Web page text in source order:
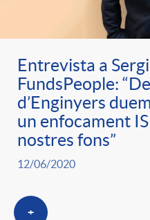
Entrevista a
FundsPeople:
d’Enginyers
un enfocament
nostres fons”
12/06/2020
+